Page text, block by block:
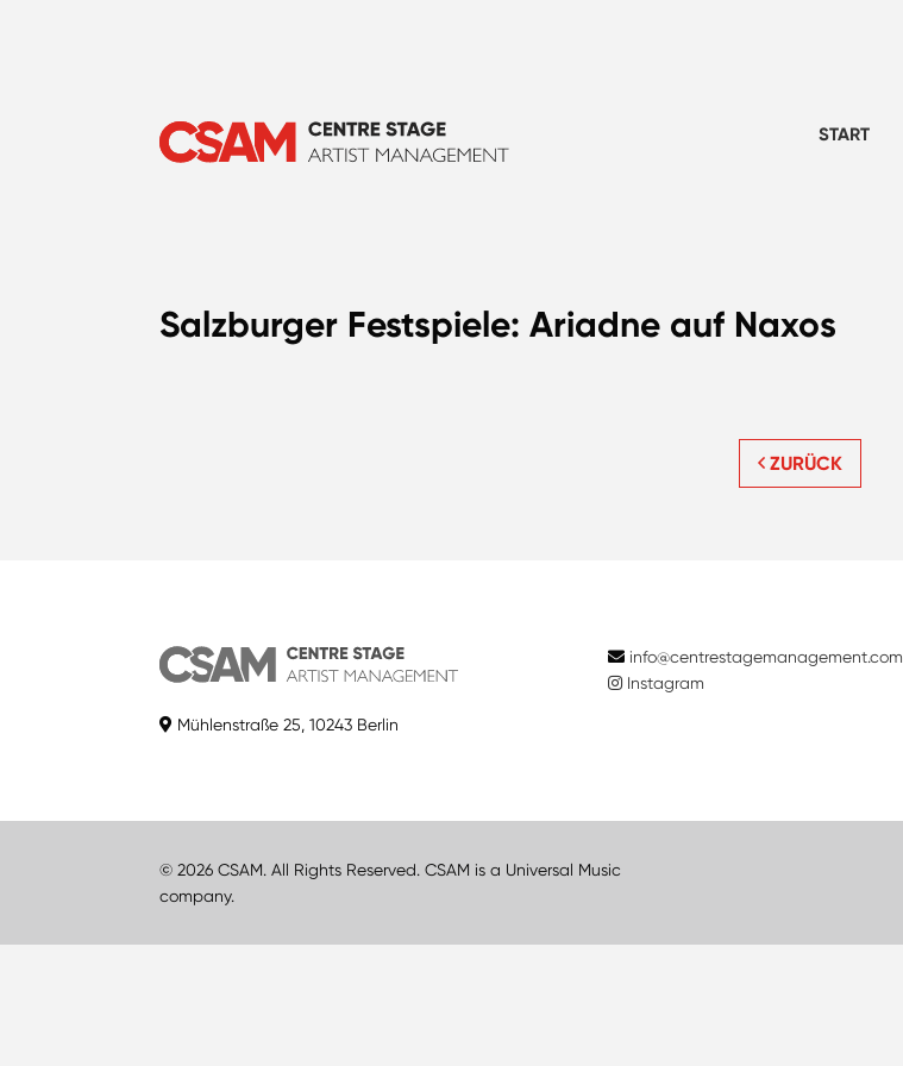
START
Salzburger Festspiele: Ariadne auf Naxos
ZURÜCK
Mühlenstraße 25, 10243 Berlin
info@centrestagemanagement.com
Instagram
© 2026 CSAM. All Rights Reserved. CSAM is a Universal Music
company.